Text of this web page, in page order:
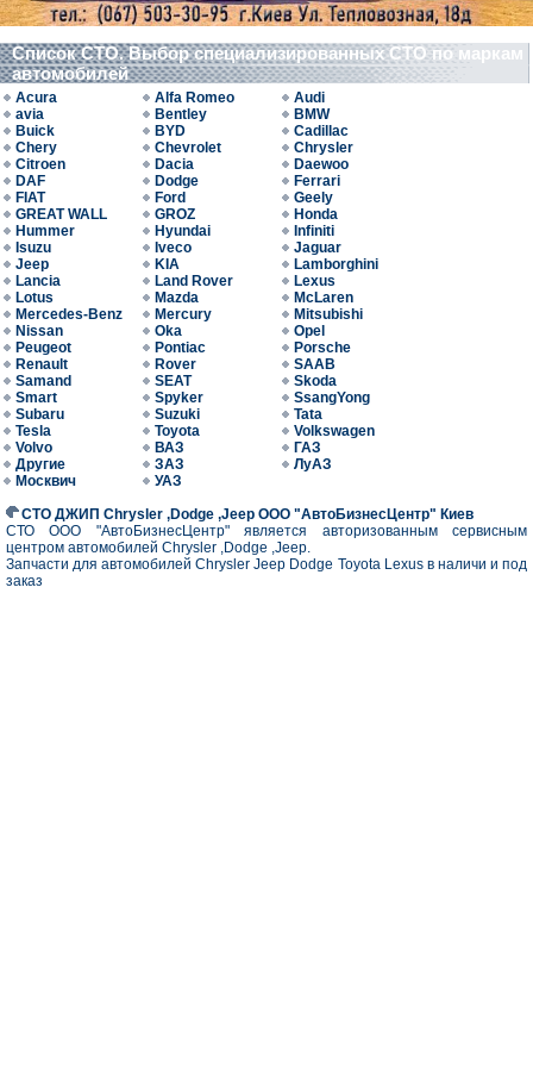
Список СТО. Выбор специализированных СТО по маркам
автомобилей
Acura Alfa Romeo
Audi
avia
Bentley
BMW
Buick
BYD
Cadillac
Chery
Chevrolet
Chrysler
Citroen
Dacia
Daewoo
DAF
Dodge
Ferrari
FIAT
Ford
Geely
GREAT WALL
GROZ
Honda
Hummer
Hyundai
Infiniti
Isuzu
Iveco
Jaguar
Jeep
KIA
Lamborghini
Lancia
Land Rover
Lexus
Lotus
Mazda
McLaren
Mercedes-Benz
Mercury
Mitsubishi
Nissan
Oka
Opel
Peugeot
Pontiac
Porsche
Renault
Rover
SAAB
Samand
SEAT
Skoda
Smart
Spyker
SsangYong
Subaru
Suzuki
Tata
Tesla
Toyota
Volkswagen
Volvo
ВАЗ
ГАЗ
Другие
ЗАЗ
ЛуАЗ
Москвич
УАЗ
СТО ДЖИП Chrysler ,Dodge ,Jeep ООО "АвтоБизнесЦентр" Киев
СТО ООО "АвтоБизнесЦентр" является авторизованным сервисным
центром автомобилей Chrysler ,Dodge ,Jeep.
Запчасти для автомобилей Chrysler Jeep Dodge Toyota Lexus в наличи и под
заказ